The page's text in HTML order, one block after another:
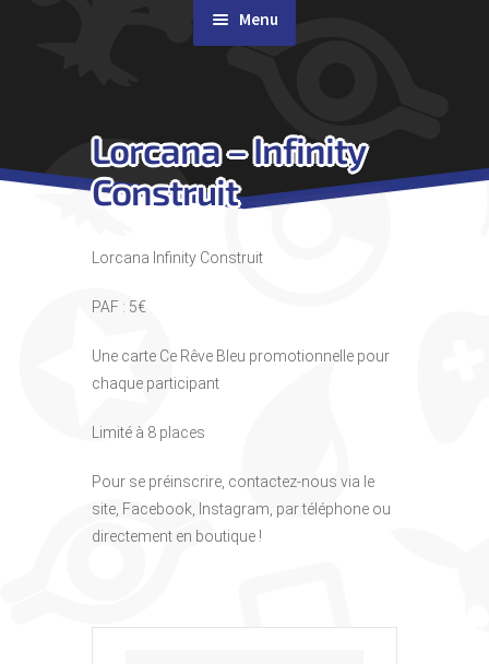
Menu
Agenda
Contact & Accès
Lorcana – Infinity
Construit
Lorcana Infinity Construit
PAF : 5€
Une carte Ce Rêve Bleu promotionnelle pour
chaque participant
Limité à 8 places
Pour se préinscrire, contactez-nous via le
site, Facebook, Instagram, par téléphone ou
directement en boutique !